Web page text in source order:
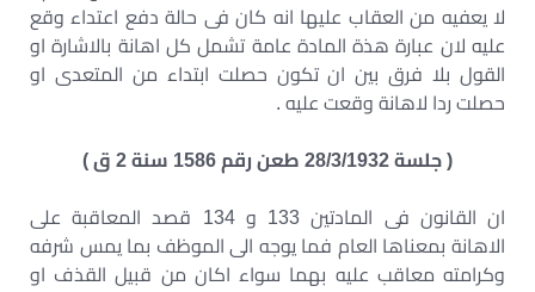
لا يعفيه من العقاب عليها انه كان فى حالة دفع اعتداء وقع
عليه لان عبارة هذة المادة عامة تشمل كل اهانة بالاشارة او
القول بلا فرق بين ان تكون حصلت ابتداء من المتعدى او
حصلت ردا لاهانة وقعت عليه .
( جلسة 28/3/1932 طعن رقم 1586 سنة 2 ق )
ان القانون فى المادتين 133 و 134 قصد المعاقبة على
الاهانة بمعناها العام فما يوجه الى الموظف بما يمس شرفه
وكرامته معاقب عليه بهما سواء اكان من قبيل القذف او